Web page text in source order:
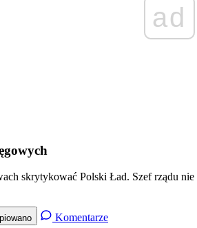
ad
skrytykować Polski Ład. Szef rządu
Komentarze